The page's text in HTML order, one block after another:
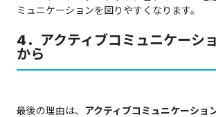
ミュニケーションを図りやすくなります。
4．アクティブコミュニケーシ
から
最後の理由は、 アクティブコミュニケーショ